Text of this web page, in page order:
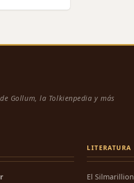
Gollum, la Tolkienpedia y más
LITERATURA
El Silmarillion